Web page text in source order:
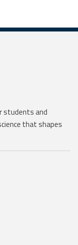
students and
that shapes